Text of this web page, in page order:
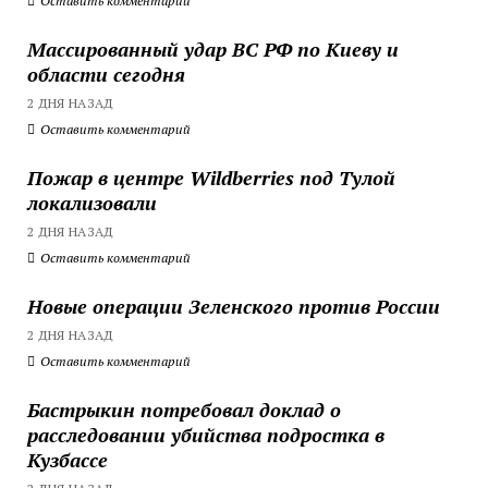
Массированный удар ВС РФ по Киеву и
области сегодня
2 ДНЯ НАЗАД
Оставить комментарий
Пожар в центре Wildberries под Тулой
локализовали
2 ДНЯ НАЗАД
Оставить комментарий
Новые операции Зеленского против России
2 ДНЯ НАЗАД
Оставить комментарий
Бастрыкин потребовал доклад о
расследовании убийства подростка в
Кузбассе